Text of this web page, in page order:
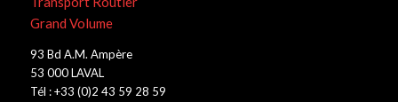
Grand Volume
93 Bd A.M. Ampère
53 000 LAVAL
Tél : +33 (0)2 43 59 28 59